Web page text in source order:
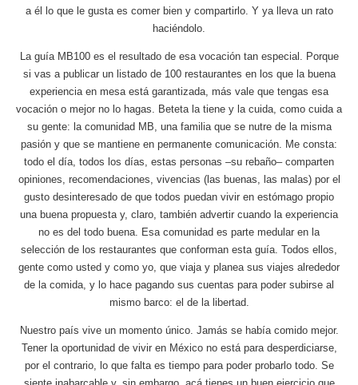
a él lo que le gusta es comer bien y compartirlo. Y ya lleva un rato
haciéndolo.
La guía MB100 es el resultado de esa vocación tan especial. Porque
si vas a publicar un listado de 100 restaurantes en los que la buena
experiencia en mesa está garantizada, más vale que tengas esa
vocación o mejor no lo hagas. Beteta la tiene y la cuida, como cuida a
su gente: la comunidad MB, una familia que se nutre de la misma
pasión y que se mantiene en permanente comunicación. Me consta:
todo el día, todos los días, estas personas –su rebaño– comparten
opiniones, recomendaciones, vivencias (las buenas, las malas) por el
gusto desinteresado de que todos puedan vivir en estómago propio
una buena propuesta y, claro, también advertir cuando la experiencia
no es del todo buena. Esa comunidad es parte medular en la
selección de los restaurantes que conforman esta guía. Todos ellos,
gente como usted y como yo, que viaja y planea sus viajes alrededor
de la comida, y lo hace pagando sus cuentas para poder subirse al
mismo barco: el de la libertad.
Nuestro país vive un momento único. Jamás se había comido mejor.
Tener la oportunidad de vivir en México no está para desperdiciarse,
por el contrario, lo que falta es tiempo para poder probarlo todo. Se